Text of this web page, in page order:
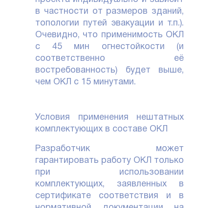
в частности от размеров зданий,
топологии путей эвакуации и т.п.).
Очевидно, что применимость ОКЛ
с 45 мин огнестойкости (и
соответственно её
востребованность) будет выше,
чем ОКЛ с 15 минутами.
Условия применения нештатных
комплектующих в составе ОКЛ
Разработчик может
гарантировать работу ОКЛ только
при использовании
комплектующих, заявленных в
сертификате соответствия и в